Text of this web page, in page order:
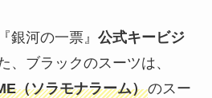
銀河の一票』 公式キービジ
、ブラックのスーツは、
（ソラモナラーム）のスー